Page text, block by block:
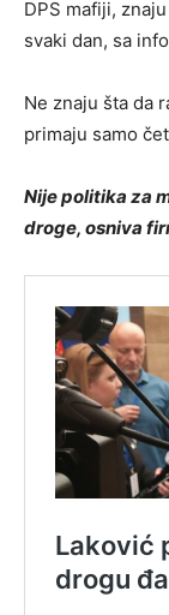
DPS mafiji,
svaki dan, sa
Ne znaju šta da
primaju samo
Nije politika za
droge, osniva